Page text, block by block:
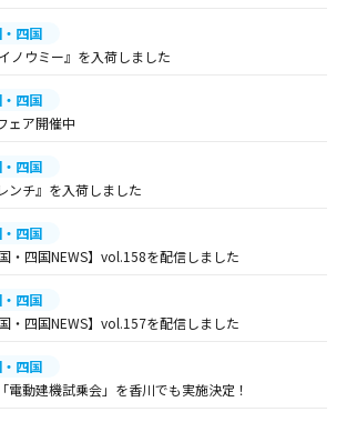
四国
ノウミー』を入荷しました
四国
ェア開催中
四国
ンチ』を入荷しました
四国
・四国NEWS】vol.158を配信しました
四国
・四国NEWS】vol.157を配信しました
四国
電動建機試乗会」を香川でも実施決定！